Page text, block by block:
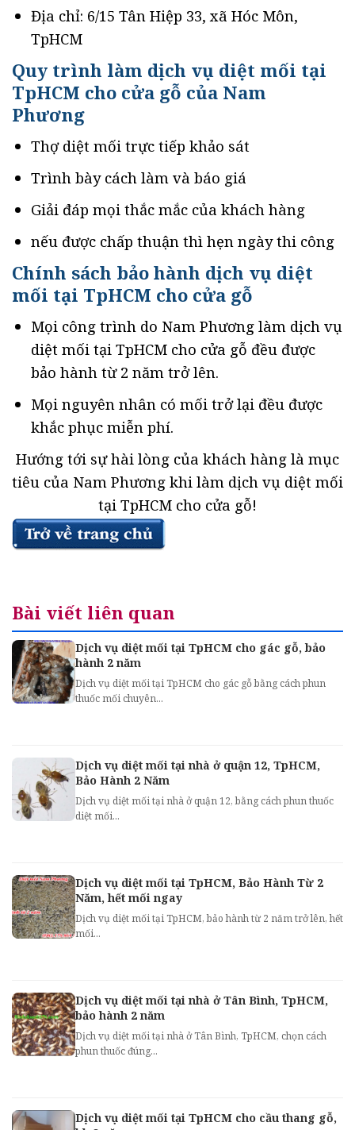
Địa chỉ: 6/15 Tân Hiệp 33, xã Hóc Môn,
TpHCM
Quy trình làm dịch vụ diệt mối tại
TpHCM cho cửa gỗ của Nam
Phương
Thợ diệt mối trực tiếp khảo sát
Trình bày cách làm và báo giá
Giải đáp mọi thắc mắc của khách hàng
nếu được chấp thuận thì hẹn ngày thi công
Chính sách bảo hành dịch vụ diệt
mối tại TpHCM cho cửa gỗ
Mọi công trình do Nam Phương làm dịch vụ
diệt mối tại TpHCM cho cửa gỗ đều được
bảo hành từ 2 năm trở lên.
Mọi nguyên nhân có mối trở lại đều được
khắc phục miễn phí.
Hướng tới sự hài lòng của khách hàng là mục
tiêu của Nam Phương khi làm dịch vụ diệt mối
tại TpHCM cho cửa gỗ!
Bài viết liên quan
Dịch vụ diệt mối tại TpHCM cho gác gỗ, bảo
hành 2 năm
Dịch vụ diệt mối tại TpHCM cho gác gỗ bằng cách phun
thuốc mối chuyên...
Dịch vụ diệt mối tại nhà ở quận 12, TpHCM,
Bảo Hành 2 Năm
Dịch vụ diệt mối tại nhà ở quận 12, bằng cách phun thuốc
diệt mối...
Dịch vụ diệt mối tại TpHCM, Bảo Hành Từ 2
Năm, hết mối ngay
Dịch vụ diệt mối tại TpHCM, bảo hành từ 2 năm trở lên, hết
mối...
Dịch vụ diệt mối tại nhà ở Tân Bình, TpHCM,
bảo hành 2 năm
Dịch vụ diệt mối tại nhà ở Tân Bình, TpHCM, chọn cách
phun thuốc đúng...
Dịch vụ diệt mối tại TpHCM cho cầu thang gỗ,